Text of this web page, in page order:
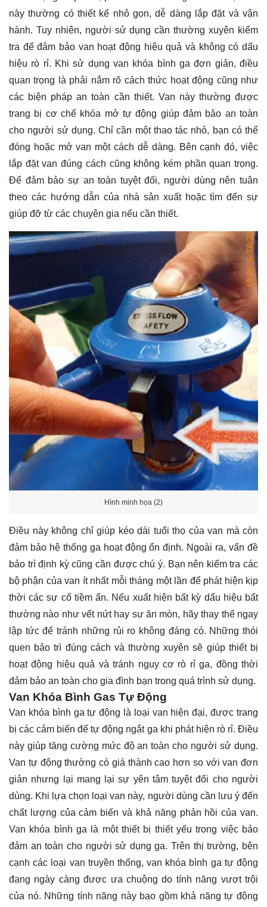
này thường có thiết kế nhỏ gọn, dễ dàng lắp đặt và vận
hành. Tuy nhiên, người sử dụng cần thường xuyên kiểm
tra để đảm bảo van hoạt động hiệu quả và không có dấu
hiệu rò rỉ. Khi sử dụng van khóa bình ga đơn giản, điều
quan trọng là phải nắm rõ cách thức hoạt động cũng như
các biện pháp an toàn cần thiết. Van này thường được
trang bị cơ chế khóa mở tự động giúp đảm bảo an toàn
cho người sử dụng. Chỉ cần một thao tác nhỏ, bạn có thể
đóng hoặc mở van một cách dễ dàng. Bên cạnh đó, việc
lắp đặt van đúng cách cũng không kém phần quan trọng.
Để đảm bảo sự an toàn tuyệt đối, người dùng nên tuân
theo các hướng dẫn của nhà sản xuất hoặc tìm đến sự
giúp đỡ từ các chuyên gia nếu cần thiết.
Hình minh họa (2)
Điều này không chỉ giúp kéo dài tuổi thọ của van mà còn
đảm bảo hệ thống ga hoạt động ổn định. Ngoài ra, vấn đề
bảo trì định kỳ cũng cần được chú ý. Bạn nên kiểm tra các
bộ phận của van ít nhất mỗi tháng một lần để phát hiện kịp
thời các sự cố tiềm ẩn. Nếu xuất hiện bất kỳ dấu hiệu bất
thường nào như vết nứt hay sự ăn mòn, hãy thay thế ngay
lập tức để tránh những rủi ro không đáng có. Những thói
quen bảo trì đúng cách và thường xuyên sẽ giúp thiết bị
hoạt động hiệu quả và tránh nguy cơ rò rỉ ga, đồng thời
đảm bảo an toàn cho gia đình bạn trong quá trình sử dụng.
Van Khóa Bình Gas Tự Động
Van khóa bình ga tự động là loại van hiện đại, được trang
bị các cảm biến để tự động ngắt ga khi phát hiện rò rỉ. Điều
này giúp tăng cường mức độ an toàn cho người sử dụng.
Van tự động thường có giá thành cao hơn so với van đơn
giản nhưng lại mang lại sự yên tâm tuyệt đối cho người
dùng. Khi lựa chọn loại van này, người dùng cần lưu ý đến
chất lượng của cảm biến và khả năng phản hồi của van.
Van khóa bình ga là một thiết bị thiết yếu trong việc bảo
đảm an toàn cho người sử dụng ga. Trên thị trường, bên
cạnh các loại van truyền thống, van khóa bình ga tự động
đang ngày càng được ưa chuộng do tính năng vượt trội
của nó. Những tính năng này bao gồm khả năng tự động